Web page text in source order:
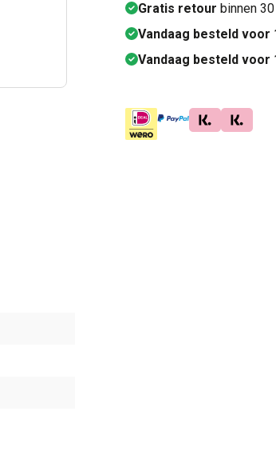
Gratis retour binnen
Vandaag besteld voor
Vandaag besteld voor